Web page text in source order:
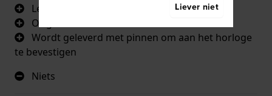
Lederkwaliteit
Originaliteit
Wordt geleverd met pinnen om aan het horloge
te bevestigen
Niets
Liever niet